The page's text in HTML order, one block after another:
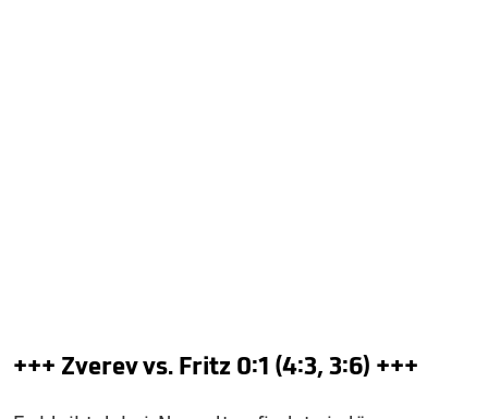
+++ Zverev vs. Fritz 0:1 (4:3, 3:6) +++